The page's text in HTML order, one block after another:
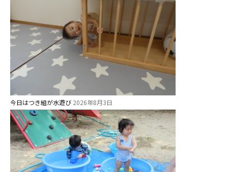
今日はつき組が水遊び 2026年8月3日
未就園児クラス
0歳親子登園［マカロンクラス ]
1歳・2歳親子登園［マリポサクラ
ス ]
2歳児ひとり登園［ゆず組 ]
グループ施設・
関係先リンク
学校法⼈鴨⾕学園 鳳幼稚園
学校法⼈諏訪森学園 諏訪森幼稚
園